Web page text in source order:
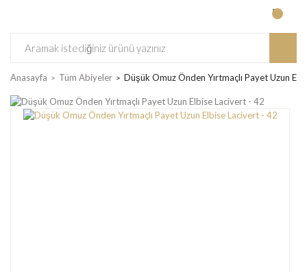
Anasayfa Tüm Abiyeler Düşük Omuz Önden Yırtmaçlı Payet Uzun